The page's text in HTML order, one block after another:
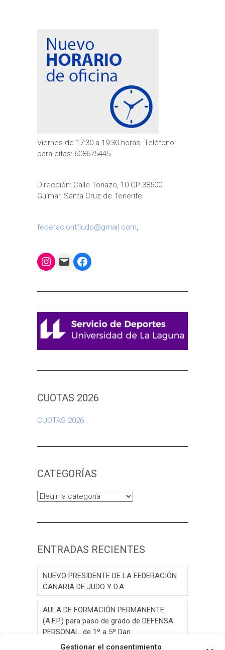
Gestionar el consentimiento
Viernes de 17:30 a 19:30 horas. Teléfono
para citas: 608675445
Dirección: Calle Tonazo, 10 CP 38500
Güímar, Santa Cruz de Tenerife
federaciontfjudo@gmail.com,
Instagram
MailFacebook
CUOTAS 2026
CUOTAS 2026
CATEGORÍAS
Categorías
ENTRADAS RECIENTES
NUEVO PRESIDENTE DE LA FEDERACIÓN
CANARIA DE JUDO Y D.A
AULA DE FORMACIÓN PERMANENTE
(A.F.P.) para paso de grado de DEFENSA
PERSONAL, de 1º a 5º Dan.